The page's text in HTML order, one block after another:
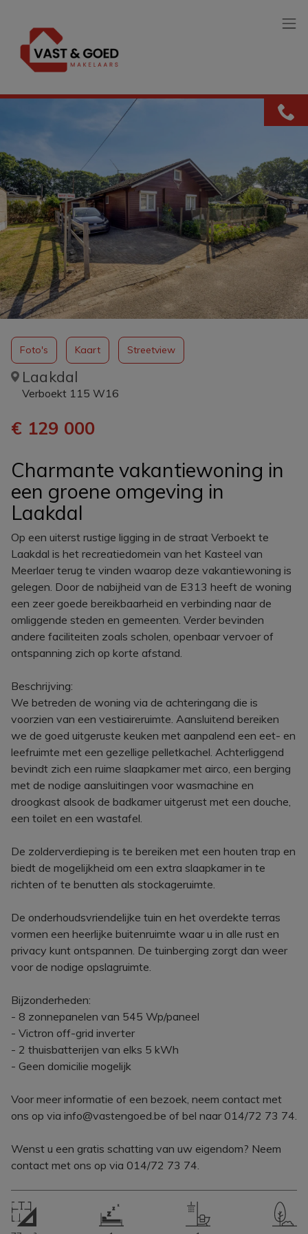
Charmante vakantiewoning in
een groene omgeving in
Laakdal
Laakdal
Verboekt 115 W16
€ 129 000
Foto's Kaart Streetview
Op een uiterst rustige ligging in de straat Verboekt te
Laakdal is het recreatiedomein van het Kasteel van
Meerlaer terug te vinden waarop deze vakantiewoning is
gelegen. Door de nabijheid van de E313 heeft de woning
een zeer goede bereikbaarheid en verbinding naar de
omliggende steden en gemeenten. Verder bevinden
andere faciliteiten zoals scholen, openbaar vervoer of
ontspanning zich op korte afstand.
Beschrijving:
We betreden de woning via de achteringang die is
voorzien van een vestiaireruimte. Aansluitend bereiken
we de goed uitgeruste keuken met aanpalend een eet- en
leefruimte met een gezellige pelletkachel. Achterliggend
bevindt zich een ruime slaapkamer met airco, een berging
met de nodige aansluitingen voor wasmachine en
droogkast alsook de badkamer uitgerust met een douche,
een toilet en een wastafel.
De zolderverdieping is te bereiken met een houten trap en
biedt de mogelijkheid om een extra slaapkamer in te
richten of te benutten als stockageruimte.
De onderhoudsvriendelijke tuin en het overdekte terras
vormen een heerlijke buitenruimte waar u in alle rust en
privacy kunt ontspannen. De tuinberging zorgt dan weer
voor de nodige opslagruimte.
Bijzonderheden:
- 8 zonnepanelen van 545 Wp/paneel
- Victron off-grid inverter
- 2 thuisbatterijen van elks 5 kWh
- Geen domicilie mogelijk
Voor meer informatie of een bezoek, neem contact met
ons op via info@vastengoed.be of bel naar 014/72 73 74.
Wenst u een gratis schatting van uw eigendom? Neem
contact met ons op via 014/72 73 74.